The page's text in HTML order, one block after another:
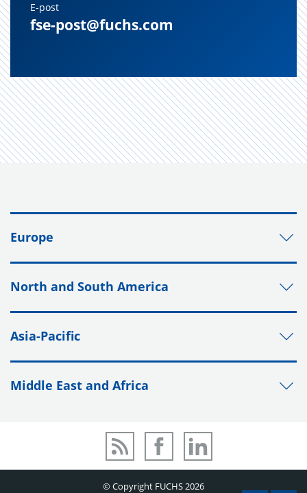
E-post
fse-post@fuchs.com
Europe
North and South America
Asia-Pacific
Middle East and Africa
© Copyright FUCHS 2026